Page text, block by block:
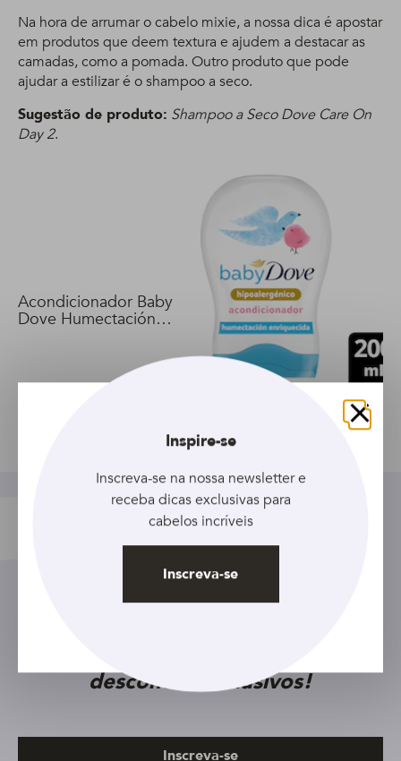
Na hora de arrumar o cabelo mixie, a nossa dica é apostar
em produtos que deem textura e ajudem a destacar as
camadas, como a pomada. Outro produto que pode
ajudar a estilizar é o shampoo a seco.
Sugestão de produto: Shampoo a Seco Dove Care On
Day 2.
Acondicionador Baby
Dove Humectación
descontos exclusivos!
Inscreva-se
Fechar
Inspire-se
Inscreva-se na nossa newsletter e
receba dicas exclusivas para
cabelos incríveis
Inscreva-se